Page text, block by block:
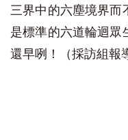
三界中的六塵境界而
是標準的六道輪迴眾
還早咧！（採訪組